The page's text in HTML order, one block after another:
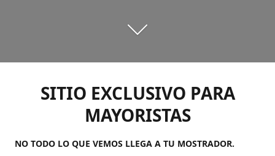
SITIO EXCLUSIVO PARA
MAYORISTAS
NO TODO LO QUE VEMOS LLEGA A TU MOSTRADOR.